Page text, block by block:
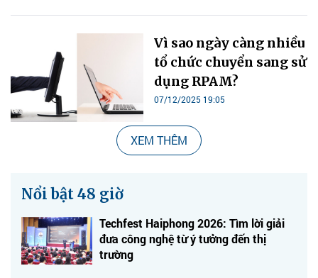
Vì sao ngày càng nhiều
tổ chức chuyển sang sử
dụng RPAM?
07/12/2025 19:05
XEM THÊM
Nổi bật 48 giờ
Techfest Haiphong 2026: Tìm lời giải
đưa công nghệ từ ý tưởng đến thị
trường